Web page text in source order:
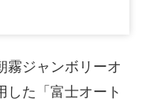
霧ジャンボリーオ
した「富士オート